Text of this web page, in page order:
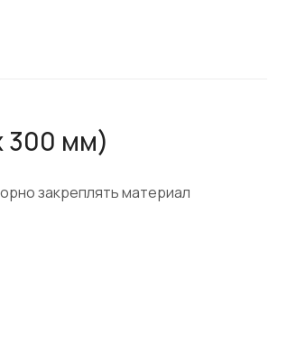
300 мм)
закреплять материал